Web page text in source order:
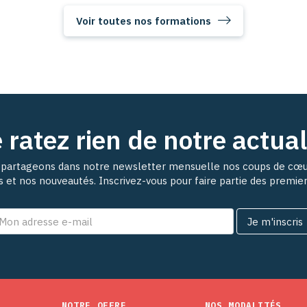
Voir toutes nos formations
ratez rien de notre
dans notre newsletter mensuelle nos coups de
et nos nouveautés. Inscrivez-vous pour faire partie des